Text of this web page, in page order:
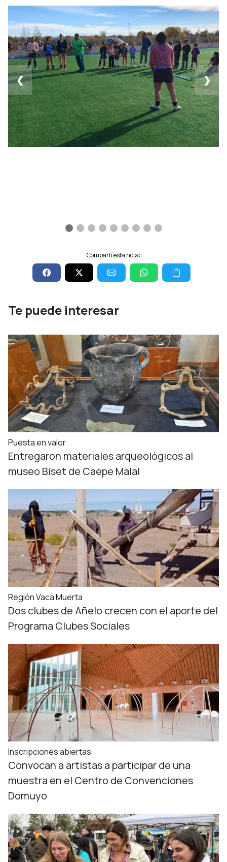
❮ ❯
Compartí esta nota:
Te puede interesar
Puesta en valor
Entregaron materiales arqueológicos al
museo Biset de Caepe Malal
Región Vaca Muerta
Dos clubes de Añelo crecen con el aporte del
Programa Clubes Sociales
Inscripciones abiertas
Convocan a artistas a participar de una
muestra en el Centro de Convenciones
Domuyo